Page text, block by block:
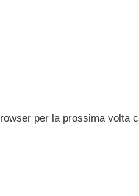
per la prossima volta